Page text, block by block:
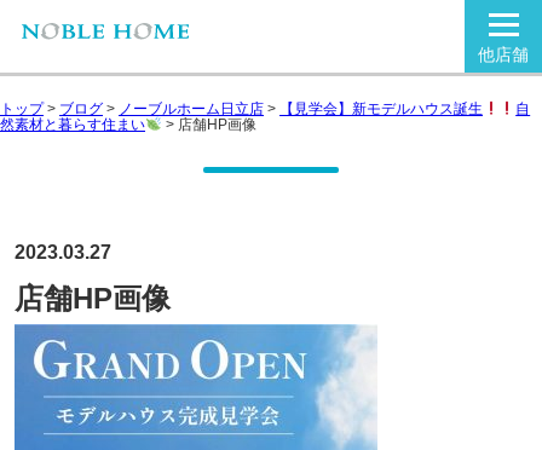
他店舗
トップ> ブログ > ノーブルホーム日立店 > 【見学会】新モデルハウス誕生
自
然素材と暮らす住まい
> 店舗HP画像
2023.03.27
店舗HP画像